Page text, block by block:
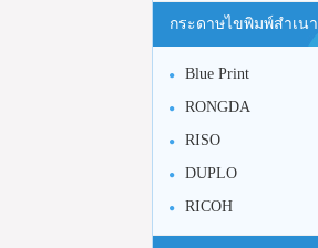
กระดาษไขพิมพ์สำเนา
Blue Print
RONGDA
RISO
DUPLO
RICOH